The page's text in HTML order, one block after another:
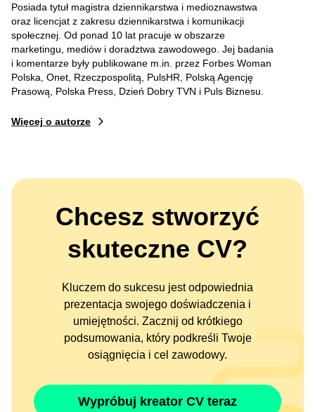
Posiada tytuł magistra dziennikarstwa i medioznawstwa
oraz licencjat z zakresu dziennikarstwa i komunikacji
społecznej. Od ponad 10 lat pracuje w obszarze
marketingu, mediów i doradztwa zawodowego. Jej badania
i komentarze były publikowane m.in. przez Forbes Woman
Polska, Onet, Rzeczpospolitą, PulsHR, Polską Agencję
Prasową, Polska Press, Dzień Dobry TVN i Puls Biznesu.
Więcej o autorze
Chcesz stworzyć
skuteczne CV?
Kluczem do sukcesu jest odpowiednia
prezentacja swojego doświadczenia i
umiejętności. Zacznij od krótkiego
podsumowania, który podkreśli Twoje
osiągnięcia i cel zawodowy.
Wypróbuj kreator CV teraz